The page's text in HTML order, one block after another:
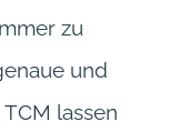
zu
und
lassen